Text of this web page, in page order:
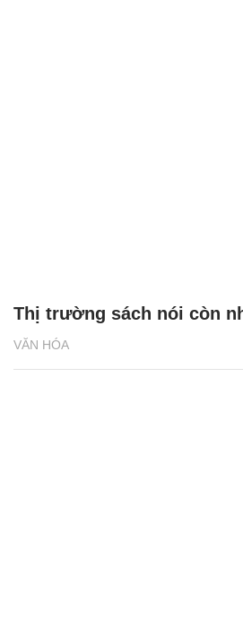
VĂN HÓA
Thị trường sách nói còn